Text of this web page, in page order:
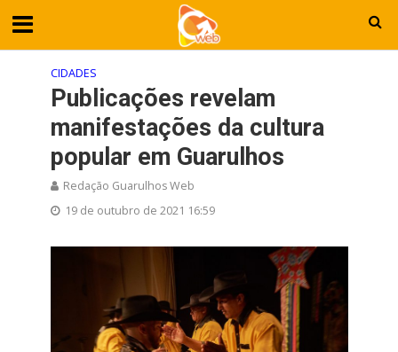
CIDADES
Publicações revelam
manifestações da cultura
popular em Guarulhos
Redação Guarulhos Web
19 de outubro de 2021 16:59